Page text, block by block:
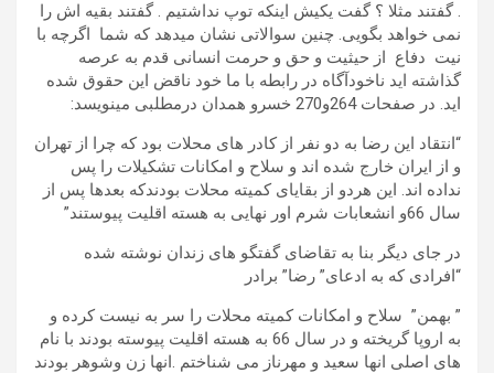
. گفتند مثلا ؟ گفت یکیش اینکه توپ نداشتیم . گفتند بقیه اش را
نمی خواهد بگویی. چنین سوالاتی نشان میدهد که شما اگرچه با
نیت دفاع از حیثیت و حق و حرمت انسانی قدم به عرصه
گذاشته اید ناخودآگاه در رابطه با ما خود ناقض این حقوق شده
اید. در صفحات 264و270 خسرو همدان درمطلبی مینویسد:
“انتقاد این رضا به دو نفر از کادر های محلات بود که چرا از تهران
و از ایران خارج شده اند و سلاح و امکانات تشکیلات را پس
نداده اند. این هردو از بقایای کمیته محلات بودندکه بعدها پس از
سال 66و انشعابات شرم اور نهایی به هسته اقلیت پیوستند”
در جای دیگر بنا به تقاضای گفتگو های زندان نوشته شده
“افرادی که به ادعای” رضا” برادر
” بهمن” سلاح و امکانات کمیته محلات را سر به نیست کرده و
به اروپا گریخته و در سال 66 به هسته اقلیت پیوسته بودند با نام
های اصلی انها سعید و مهرناز می شناختم .انها زن وشوهر بودند